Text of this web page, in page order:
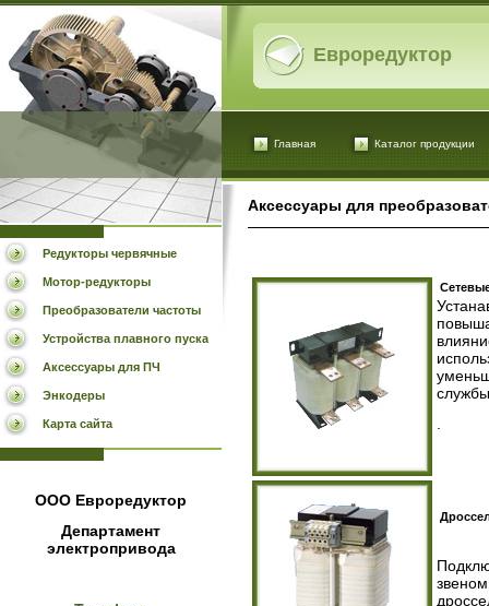
Евроредуктор
Главная Каталог продукции
Редукторы червячные
Мотор-редукторы
Преобразователи частоты
Устройства плавного пуска
Аксессуары для ПЧ
Энкодеры
Карта сайта
ООО Евроредуктор
Департамент
электропривода
Аксессуары для